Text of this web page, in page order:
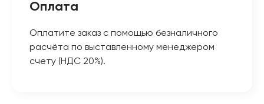
Оплата
Оплатите заказ с помощью безналичного
расчёта по выставленному менеджером
счету (НДС 20%).